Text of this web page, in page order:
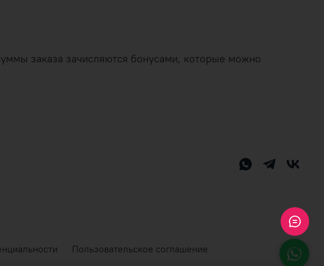
заказа зачисляются бонусами, которые можно
Пользовательское соглашение